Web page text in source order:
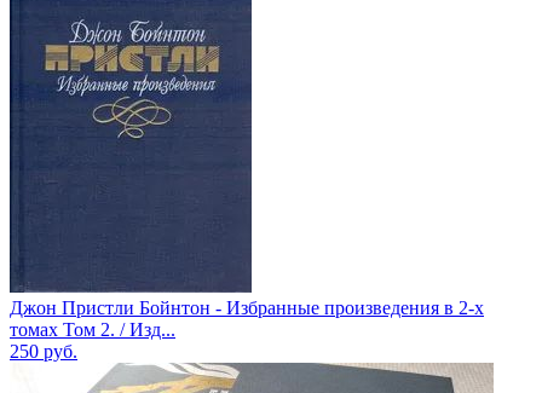
Джон Пристли Бойнтон - Избранные произведения в 2-х
томах Том 2. / Изд...
250 руб.